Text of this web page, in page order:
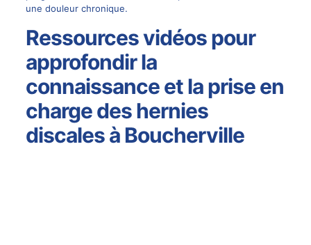
une douleur chronique.
Ressources vidéos pour
approfondir la
connaissance et la prise en
charge des hernies
discales à Boucherville